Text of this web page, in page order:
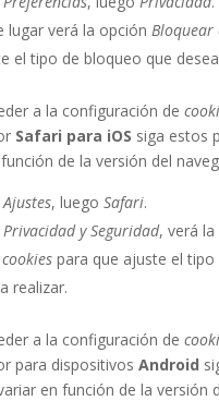
lugar verá la opción Bloquear
el tipo de bloqueo que
a la configuración de
Safari para iOS siga estos
de la versión del
Ajustes, luego Safari.
Privacidad y Seguridad, verá
para que ajuste el tipo
realizar.
a la configuración de
para dispositivos Android
en función de la versión